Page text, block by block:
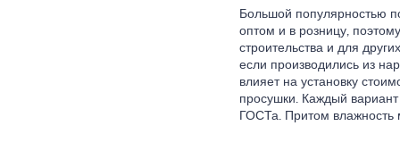
Большой популярностью
оптом и в розницу,
строительства и для
если производились из
влияет на установку
просушки. Каждый
ГОСТа. Притом влажность